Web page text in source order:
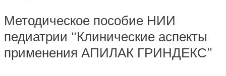
Методическое пособие НИИ
педиатрии “Клинические аспекты
применения АПИЛАК ГРИНДЕКС”